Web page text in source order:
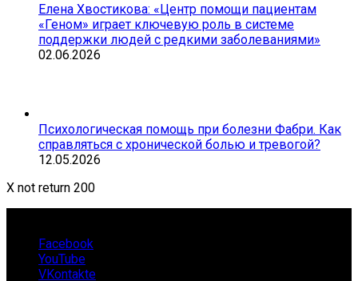
Елена Хвостикова: «Центр помощи пациентам
«Геном» играет ключевую роль в системе
поддержки людей с редкими заболеваниями»
02.06.2026
Психологическая помощь при болезни Фабри. Как
справляться с хронической болью и тревогой?
12.05.2026
X not return 200
Facebook
YouTube
VKontakte